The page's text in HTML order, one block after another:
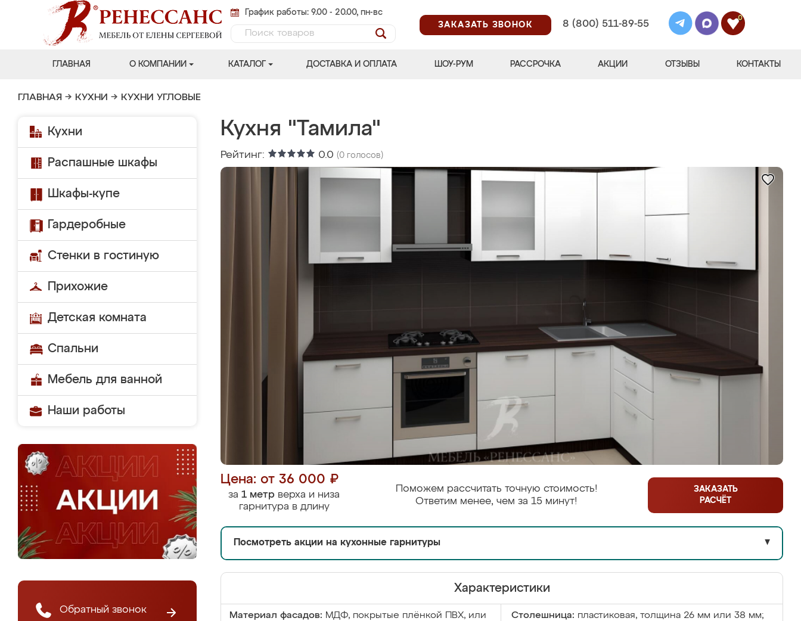
График работы: 9.00 - 20.00, пн-вс
ЗАКАЗАТЬ ЗВОНОК
8 (800) 511-89-55
0
ГЛАВНАЯ О КОМПАНИИ КАТАЛОГ ДОСТАВКА И ОПЛАТА ШОУ-РУМ РАССРОЧКА АКЦИИ ОТЗЫВЫ КОНТАКТЫ
ГЛАВНАЯ → КУХНИ → КУХНИ УГЛОВЫЕ
Кухни
Распашные шкафы
Шкафы-купе
Гардеробные
Стенки в гостиную
Прихожие
Детская комната
Спальни
Мебель для ванной
Наши работы
Обратный звонок
Кухня "Тамила"
Рейтинг: 0.0 (0 голосов)
Цена: от 36 000 ₽
за 1 метр верха и низа
гарнитура в длину
Поможем рассчитать точную стоимость!
Ответим менее, чем за 15 минут!
ЗАКАЗАТЬ
РАСЧЁТ
Посмотреть акции на кухонные гарнитуры ▼
Характеристики
Материал фасадов: МДФ, покрытые плёнкой ПВХ, или
Столешница: пластиковая, толщина 26 мм или 38 мм;